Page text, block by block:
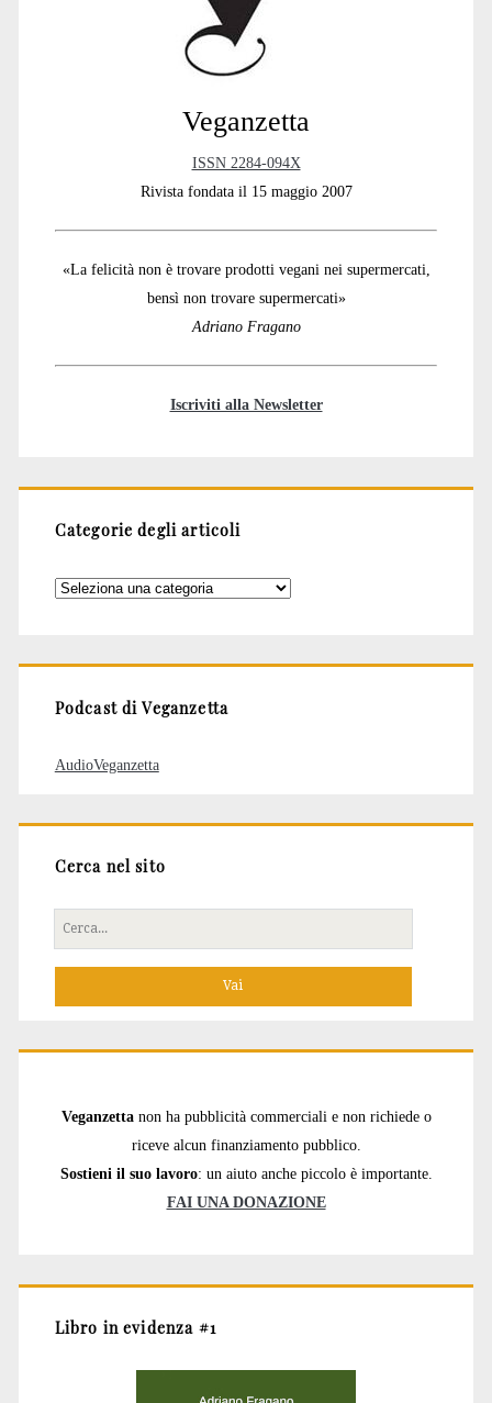
Veganzetta
ISSN 2284-094X
Rivista fondata il 15 maggio 2007
«La felicità non è trovare prodotti vegani nei supermercati,
bensì non trovare supermercati»
Adriano Fragano
Iscriviti alla Newsletter
Categorie degli articoli
Categorie
Podcast di Veganzetta
AudioVeganzetta
Cerca nel sito
Cerca
per:
Veganzetta non ha pubblicità commerciali e non richiede o
riceve alcun finanziamento pubblico.
Sostieni il suo lavoro: un aiuto anche piccolo è importante.
FAI UNA DONAZIONE
Libro in evidenza #1